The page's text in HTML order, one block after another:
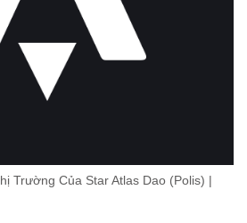
Trường Của Star Atlas Dao (Polis) |